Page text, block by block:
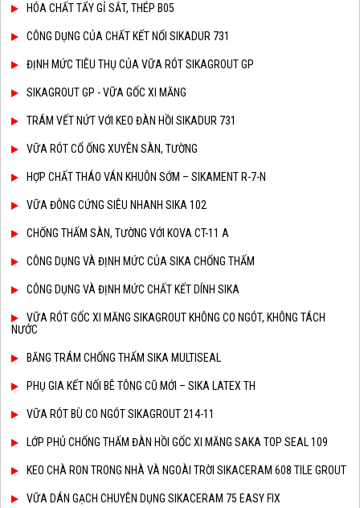
HÓA CHẤT TẨY GỈ SẮT, THÉP B05
CÔNG DỤNG CỦA CHẤT KẾT NỐI SIKADUR 731
ĐỊNH MỨC TIÊU THỤ CỦA VỮA RÓT SIKAGROUT GP
SIKAGROUT GP - VỮA GỐC XI MĂNG
TRÁM VẾT NỨT VỚI KEO ĐÀN HỒI SIKADUR 731
VỮA RÓT CỔ ỐNG XUYÊN SÀN, TƯỜNG
HỢP CHẤT THÁO VÁN KHUÔN SỚM – SIKAMENT R-7-N
VỮA ĐÔNG CỨNG SIÊU NHANH SIKA 102
CHỐNG THẤM SÀN, TƯỜNG VỚI KOVA CT-11 A
CÔNG DỤNG VÀ ĐỊNH MỨC CỦA SIKA CHỐNG THẤM
CÔNG DỤNG VÀ ĐỊNH MỨC CHẤT KẾT DÍNH SIKA
VỮA RÓT GỐC XI MĂNG SIKAGROUT KHÔNG CO NGÓT, KHÔNG TÁCH
NƯỚC
BĂNG TRÁM CHỐNG THẤM SIKA MULTISEAL
PHỤ GIA KẾT NỐI BÊ TÔNG CŨ MỚI – SIKA LATEX TH
VỮA RÓT BÙ CO NGÓT SIKAGROUT 214-11
LỚP PHỦ CHỐNG THẤM ĐÀN HỒI GỐC XI MĂNG SAKA TOP SEAL 109
KEO CHÀ RON TRONG NHÀ VÀ NGOÀI TRỜI SIKACERAM 608 TILE GROUT
VỮA DÁN GẠCH CHUYÊN DỤNG SIKACERAM 75 EASY FIX